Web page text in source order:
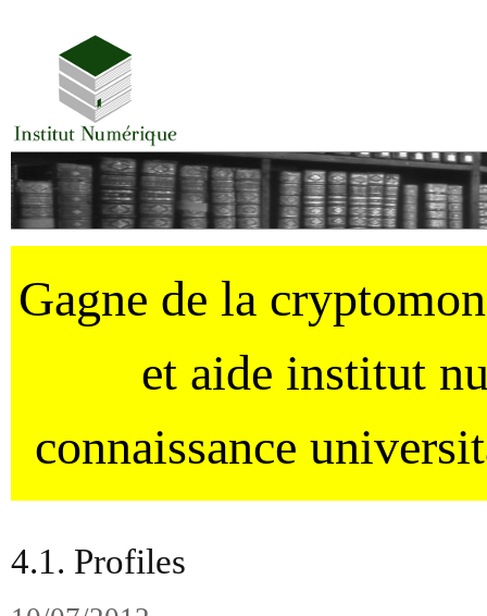
Gagne de la
et aide institut
connaissance
4.1. Profiles